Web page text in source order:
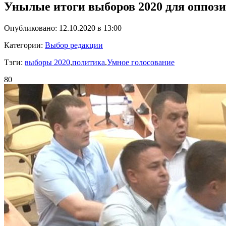
Унылые итоги выборов 2020 для
Опубликовано: 12.10.2020 в 13:00
Категории: Выбор редакции
Тэги: выборы 2020,политика,Умное голосование
80